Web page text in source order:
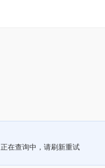
正在查询中，请刷新重试